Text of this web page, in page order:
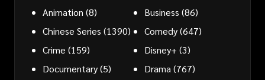
Animation (8) Business (86)
Chinese Series (1390) Comedy(647)
Crime (159) Disney+ (3)
Documentary(5) Drama (767)